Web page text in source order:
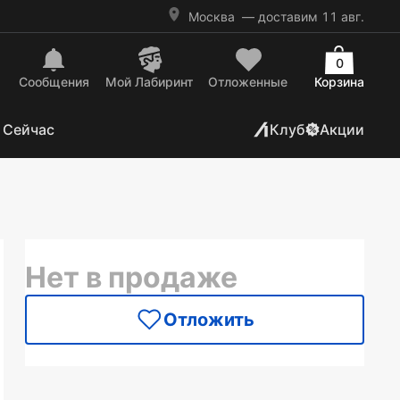
Москва — доставим 11 авг.
Сообщения Mой Лабиринт Отложенные Корзина
0
Клуб Акции
Нет в продаже
Отложить